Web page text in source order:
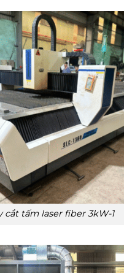
cắt tấm laser fiber 3kW-1